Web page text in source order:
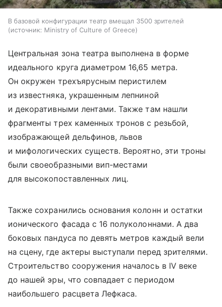
В базовой конфигурации театр вмещал 3500 зрителей
источник: Ministry of Culture of Greece
Центральная зона театра выполнена в форме
идеального круга диаметром 16,65 метра.
Он окружен трехъярусным перистилем
из известняка, украшенным лепниной
и декоративными лентами. Также там нашли
фрагменты трех каменных тронов с резьбой,
изображающей дельфинов, львов
и мифологических существ. Вероятно, эти троны
были своеобразными вип-местами
для высокопоставленных лиц.
Также сохранились основания колонн и остатки
ионического фасада с 16 полуколоннами. А два
боковых пандуса по девять метров каждый вели
на сцену, где актеры выступали перед зрителями.
Строительство сооружения началось в IV веке
до нашей эры, что совпадает с периодом
наибольшего расцвета Лефкаса.